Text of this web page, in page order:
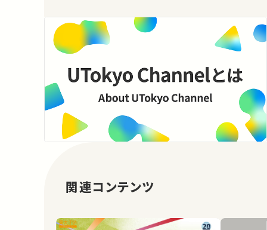
関連コンテンツ